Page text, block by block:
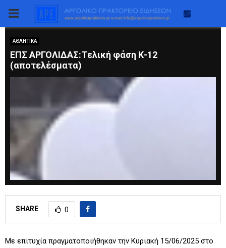
PRIMARY
MENU
ΑΘΛΗΤΙΚΑ
ΕΠΣ ΑΡΓΟΛΙΔΑΣ:Tελική φάση Κ-12
(αποτελέσματα)
SHARE 0
Με επιτυχία πραγματοποιήθηκαν την Κυριακή 15/06/2025 στο